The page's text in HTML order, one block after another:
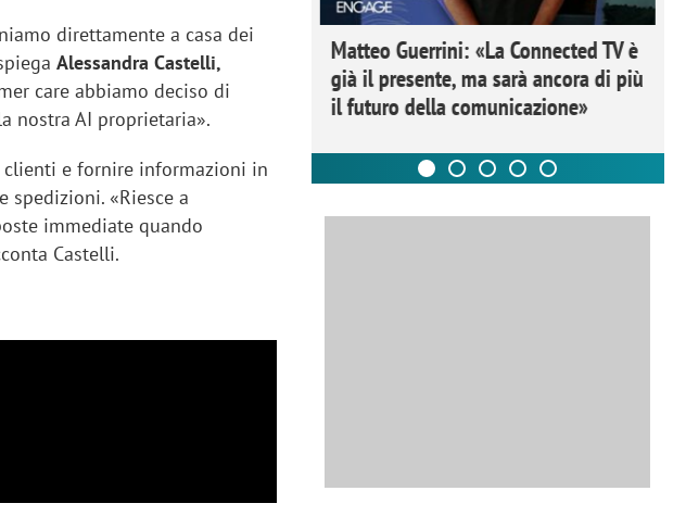
direttamente a casa dei
Alessandra Castelli,
care abbiamo deciso di
nostra AI proprietaria».
clienti e fornire informazioni in
«Riesce a
immediate quando
Castelli.
agli eventi: come la
Kicè punta a eliminare lo
di relazioni"
Matteo Guerrini: «La Connected TV è
già il presente, ma sarà ancora di più
il futuro della comunicazione»